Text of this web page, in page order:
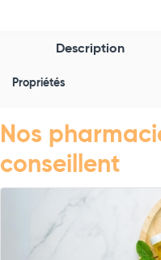
Description
Propriétés
Nos
conseillent